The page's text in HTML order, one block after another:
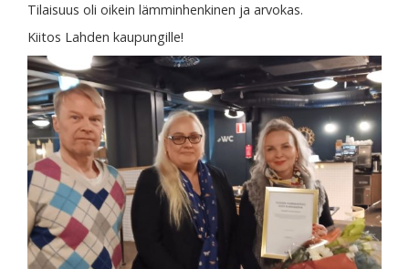
Tilaisuus oli oikein lämminhenkinen ja arvokas.
Kiitos Lahden kaupungille!